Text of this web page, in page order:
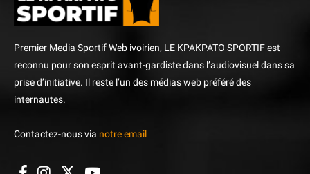
Premier Media Sportif Web ivoirien, LE KPAKPATO SPORTIF est
reconnu pour son esprit avant-gardiste dans l’audiovisuel dans sa
prise d’initiative. Il reste l’un des médias web préféré des
internautes.
Contactez-nous via notre email